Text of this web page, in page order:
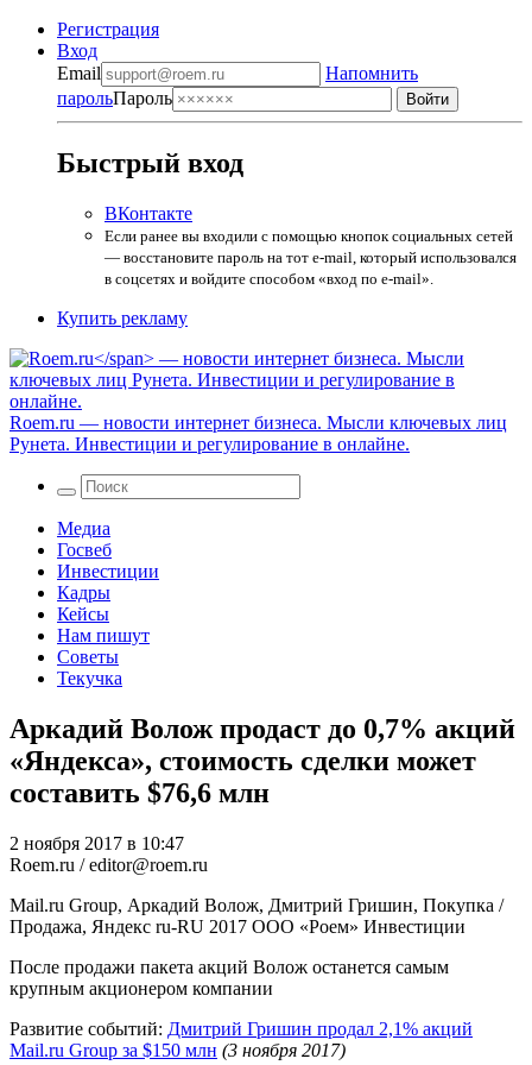
Регистрация
Вход
Email
Напомнить
парольПароль
Быстрый вход
ВКонтакте
Если ранее вы входили с помощью кнопок социальных сетей
— восстановите пароль на тот e-mail, который использовался
в соцсетях и войдите способом «вход по e-mail».
Купить рекламу
Roem.ru — новости интернет бизнеса. Мысли ключевых лиц
Рунета. Инвестиции и регулирование в онлайне.
Медиа
Госвеб
Инвестиции
Кадры
Кейсы
Нам пишут
Советы
Текучка
Аркадий Волож продаст до 0,7% акций
«Яндекса», стоимость сделки может
составить $76,6 млн
2 ноября 2017 в 10:47
Roem.ru / editor@roem.ru
Mail.ru Group, Аркадий Волож, Дмитрий Гришин, Покупка /
Продажа, Яндекс ru-RU 2017 ООО «Роем» Инвестиции
После продажи пакета акций Волож останется самым
крупным акционером компании
Развитие событий: Дмитрий Гришин продал 2,1% акций
Mail.ru Group за $150 млн (3 ноября 2017)